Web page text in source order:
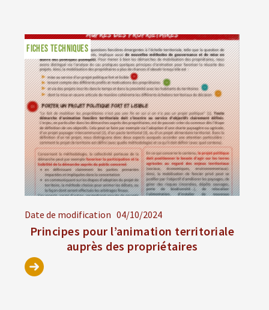
Date de modification 04/10/2024
Principes pour l’animation territoriale
auprès des propriétaires
FICHES TECHNIQUES